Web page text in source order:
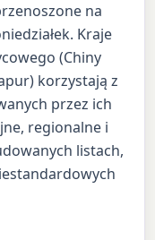
na
Kraje
(Chiny
korzystają z
przez ich
regionalne i
listach,